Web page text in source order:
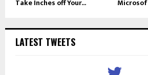
Take Inches off Your...
LATEST TWEETS